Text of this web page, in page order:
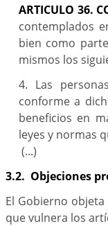
ARTICULO 36.
contemplados
bien como
mismos los
4. Las
conforme a
beneficios en
leyes y normas
(...)
3.2. Objeciones
El Gobierno
que vulnera los